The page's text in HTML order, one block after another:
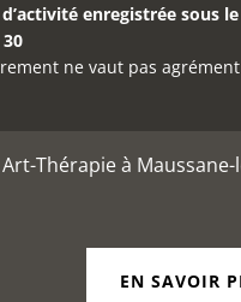
enregistrée sous le
ne vaut pas
Thérapie à Maussane-
EN SAVOIR